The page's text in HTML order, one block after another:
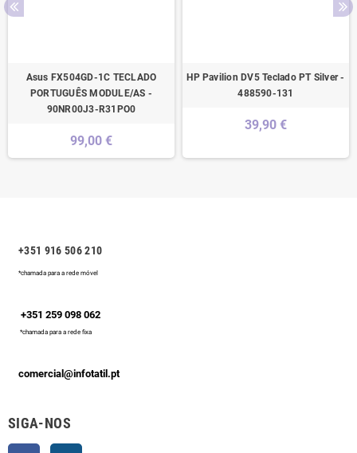
Asus FX504GD-1C TECLADO
PORTUGUÊS MODULE/AS -
90NR00J3-R31PO0
99,00 €
HP Pavilion DV5 Teclado PT Silver -
488590-131
39,90 €
+351 916 506 210
*chamada para a rede móvel
+351 259 098 062
*chamada para a rede fixa
comercial@infotatil.pt
SIGA-NOS